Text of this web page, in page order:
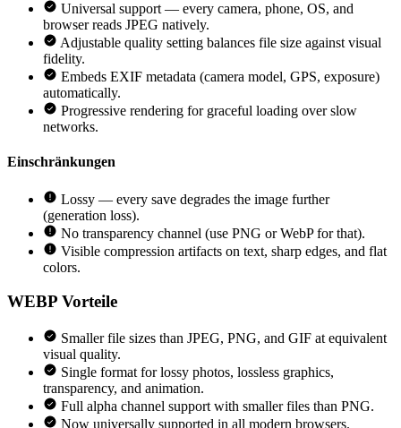
Universal support — every camera, phone, OS, and
browser reads JPEG natively.
Adjustable quality setting balances file size against visual
fidelity.
Embeds EXIF metadata (camera model, GPS, exposure)
automatically.
Progressive rendering for graceful loading over slow
networks.
Einschränkungen
Lossy — every save degrades the image further
(generation loss).
No transparency channel (use PNG or WebP for that).
Visible compression artifacts on text, sharp edges, and flat
colors.
WEBP Vorteile
Smaller file sizes than JPEG, PNG, and GIF at equivalent
visual quality.
Single format for lossy photos, lossless graphics,
transparency, and animation.
Full alpha channel support with smaller files than PNG.
Now universally supported in all modern browsers.